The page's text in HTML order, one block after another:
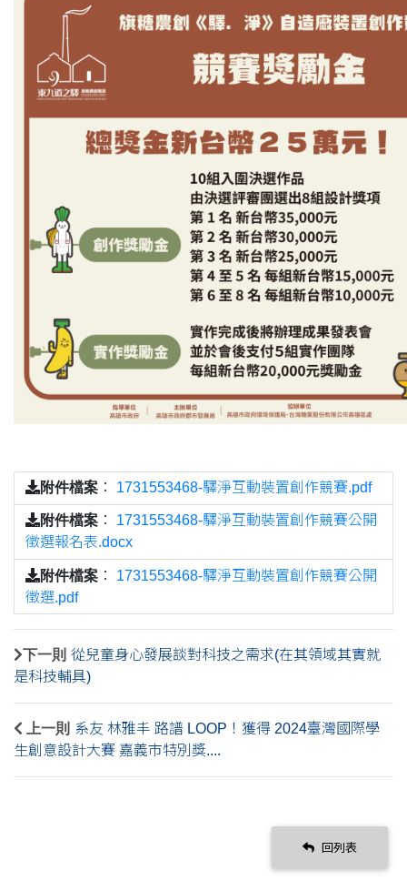
附件檔案 ： 1731553468-驛淨互動裝置創作競賽.pdf
附件檔案 ： 1731553468-驛淨互動裝置創作競賽公開
徵選報名表.docx
附件檔案 ： 1731553468-驛淨互動裝置創作競賽公開
徵選.pdf
下一則 從兒童身心發展談對科技之需求(在其領域其實就
是科技輔具)
上一則
系友 林雅丰 路譜 LOOP！獲得 2024臺灣國際學
生創意設計大賽 嘉義市特別獎....
回列表